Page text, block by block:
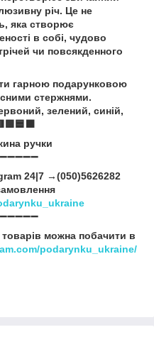
річ. Це не
яка створює
в собі, чудово
чи повсякденного
гарною подарунковою
стержнями.
зелений, синій,
ручки
24|7 →(050)5626282
можна побачити в
podarynku_ukraine/